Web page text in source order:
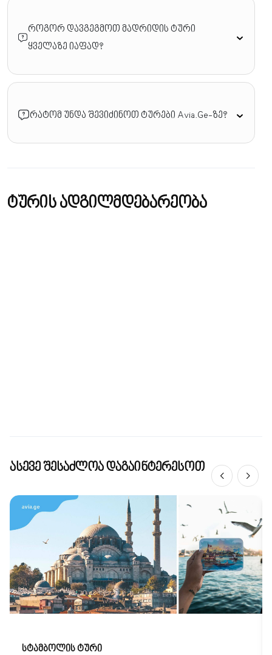
როგორ დავგეგმოთ მადრიდის ტური
ყველაზე იაფად?
რატომ უნდა შევიძინოთ ტურები Avia.Ge-ზე?
ტურის ადგილმდებარეობა
ასევე შესაძლოა დაგაინტერესოთ
სტამბოლის ტური